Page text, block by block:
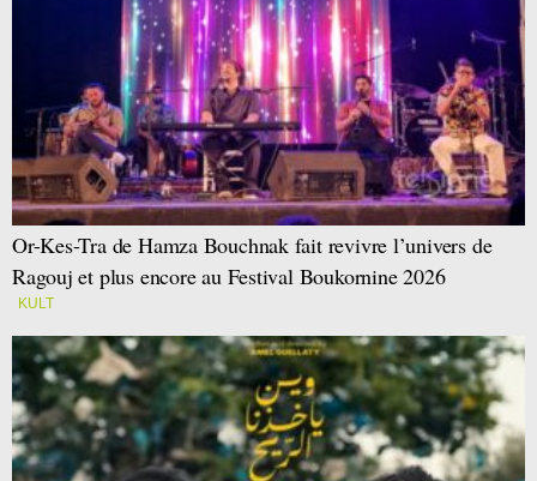
Or-Kes-Tra de Hamza Bouchnak fait revivre l’univers de
Ragouj et plus encore au Festival Boukornine 2026
KULT